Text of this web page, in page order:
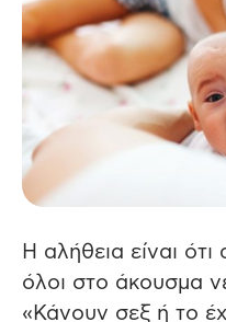
Η αλήθεια είναι
όλοι στο άκουσμα
«Κάνουν σεξ ή το